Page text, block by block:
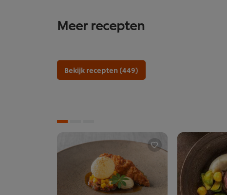
Meer recepten
Bekijk recepten (449)